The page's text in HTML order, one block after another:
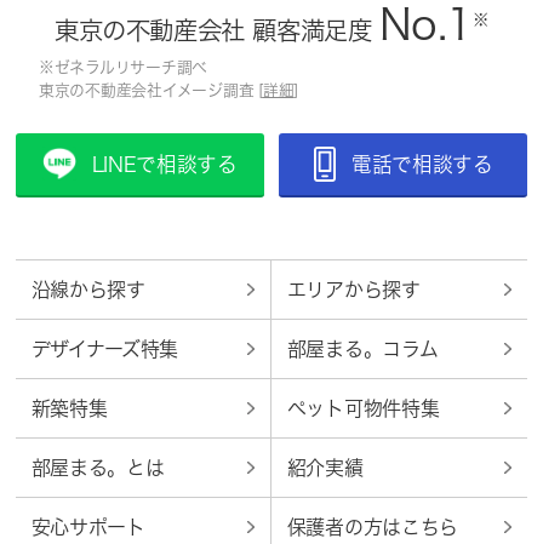
東京の不動産会社 顧客満足度 No.1 ※
※ゼネラルリサーチ調べ
東京の不動産会社イメージ調査 [ 詳細
LINEで相談する 電話で相談する
沿線から探す エリアから探す
デザイナーズ特集 部屋まる。コラム
新築特集 ペット可物件特集
部屋まる。とは 紹介実績
安心サポート 保護者の方はこちら